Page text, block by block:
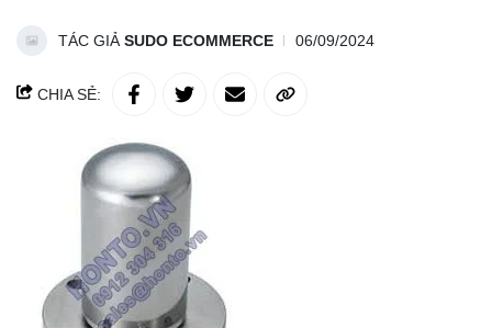
TÁC GIẢ SUDO ECOMMERCE 06/09/2024
CHIA SẺ: